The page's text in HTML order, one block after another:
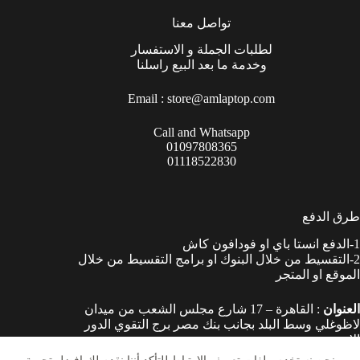
تواصل معنا
لطلبات الجملة و الاستفسار
وخدمة ما بعد البيع راسلنا
Email :store@amlaptop.com
Call and Whatsapp
01097808365
01118522830
طرق الدفع
1-الدفع انستا باي او فودافون كاش
2-التقسيط من خلال البنوك او برامج التقسيط من خلال
الموقع او المتجر
العنوان
: القاهرة – 17 شارع مجلس الشعب من ميدان
لاظوغلي وسط البلد بجانب بنك مصر برج التقوي الدور
الارضي.